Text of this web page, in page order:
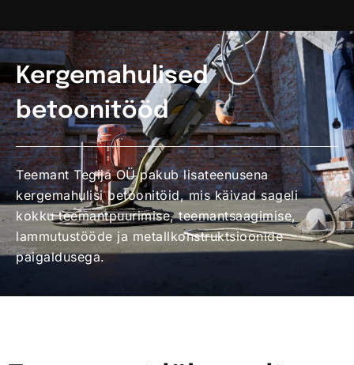
Kergemahulised
betoonitööd
Teemant Tegija OÜ pakub lisateenusena
kergemahulisi betoonitöid, mis käivad sageli
kokku teemantpuurimise, teemantsaagimise,
lammutustööde ja metallkonstruktsioonide
paigaldusega.